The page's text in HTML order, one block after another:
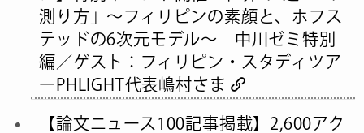
測り方」〜フィリピンの素顔と、ホフス
テッドの6次元モデル〜 中川ゼミ特別
編／ゲスト：フィリピン・スタディツア
ーPHLIGHT代表嶋村さま
【論文ニュース100記事掲載】2,600アク